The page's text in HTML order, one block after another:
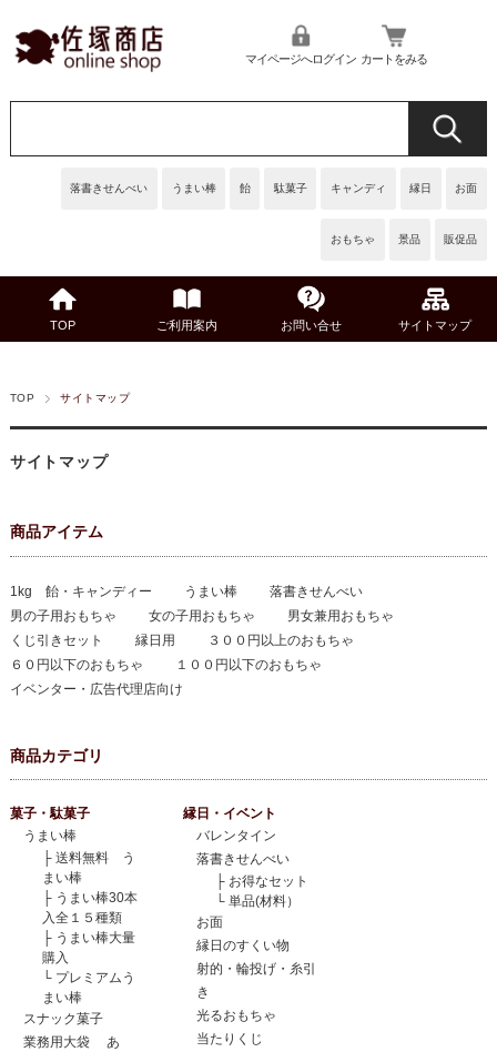
落書きせんべい うまい棒 飴 駄菓子 キャンディ 縁日 お面
おもちゃ 景品 販促品
マイページへログイン カートをみる
TOP ご利用案内 お問い合せ サイトマップ
TOP サイトマップ
サイトマップ
商品アイテム
1kg 飴・キャンディー うまい棒
落書きせんべい
男の子用おもちゃ
女の子用おもちゃ
男女兼用おもちゃ
くじ引きセット
縁日用
３００円以上のおもちゃ
６０円以下のおもちゃ
１００円以下のおもちゃ
イベンター・広告代理店向け
商品カテゴリ
菓子・駄菓子
うまい棒
├ 送料無料 う
まい棒
├ うまい棒30本
入全１５種類
├ うまい棒大量
購入
└ プレミアムう
まい棒
スナック菓子
業務用大袋 あ
縁日・イベント
バレンタイン
落書きせんべい
├ お得なセット
└ 単品(材料）
お面
縁日のすくい物
射的・輪投げ・糸引
き
光るおもちゃ
当たりくじ